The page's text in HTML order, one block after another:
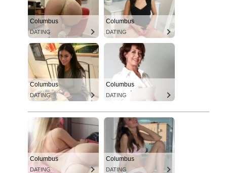
Columbus
DATING
Columbus
DATING
Columbus
DATING
Columbus
DATING
Columbus
DATING
Columbus
DATING